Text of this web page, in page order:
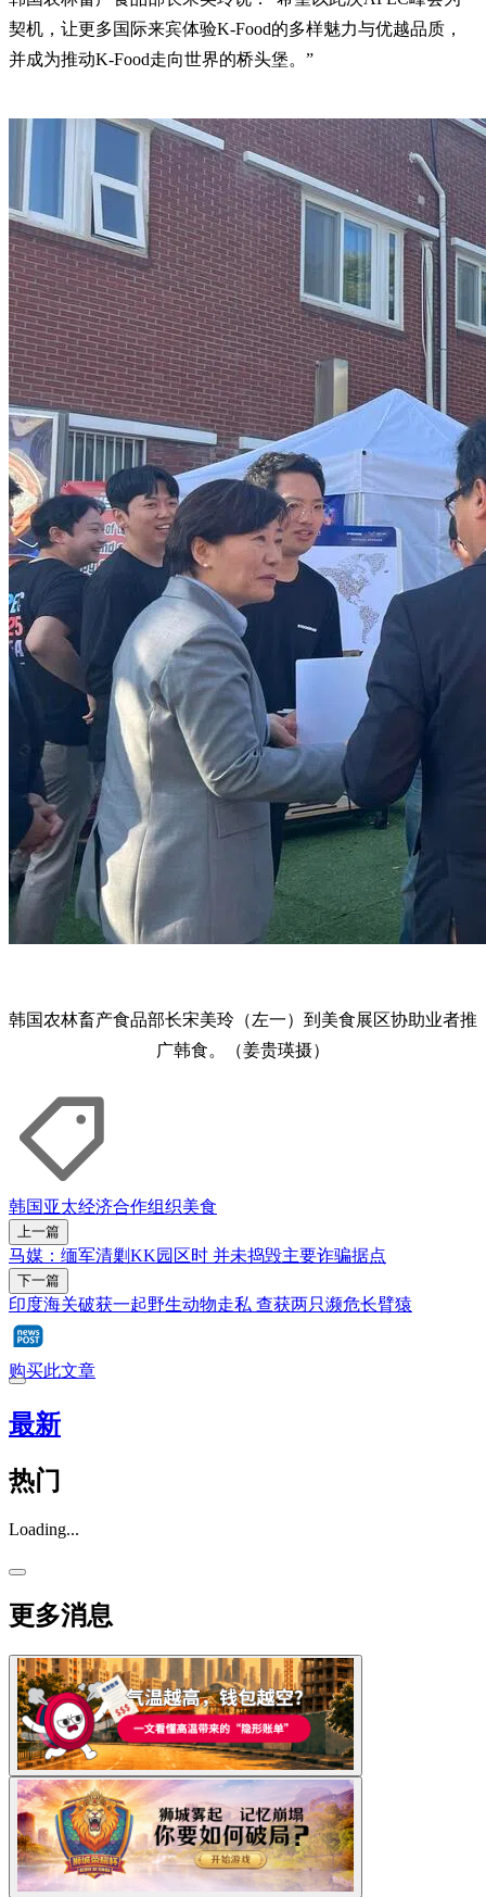
契机，让更多国际来宾体验K-Food的多样魅力与优越品质，
并成为推动K-Food走向世界的桥头堡。”
韩国农林畜产食品部长宋美玲（左一）到美食展区协助业者推
广韩食。（姜贵瑛摄）
韩国亚太经济合作组织美食
上一篇
马媒：缅军清剿KK园区时 并未捣毁主要诈骗据点
下一篇
印度海关破获一起野生动物走私 查获两只濒危长臂猿
购买此文章
最新
热门
Loading...
更多消息